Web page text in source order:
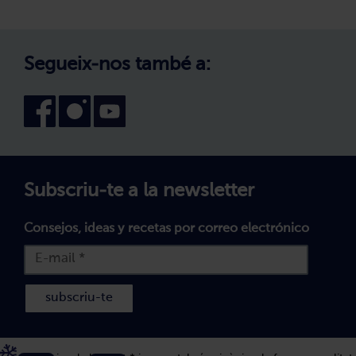
Declaració d'accessibilitat
Política de Galetes
Segueix-nos també a:
Subscriu-te a la newsletter
Consejos, ideas y recetas por correo electrónico
subscriu-te